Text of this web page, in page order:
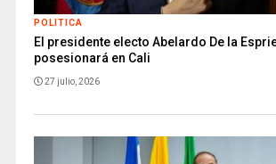
POLITICA
El presidente electo Abelardo De la
posesionará en Cali
27 julio, 2026